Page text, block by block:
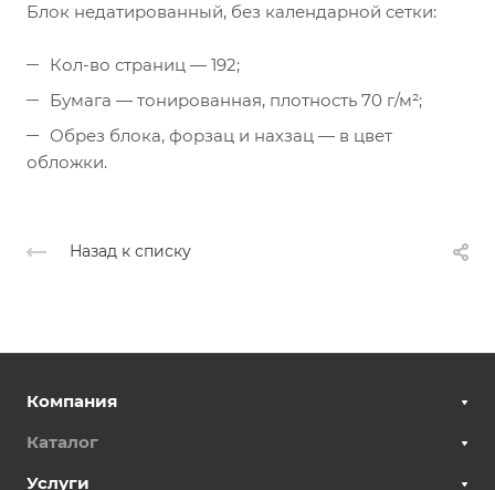
Блок недатированный, без календарной сетки:
Кол-во страниц — 192;
Бумага — тонированная, плотность 70 г/м²;
Обрез блока, форзац и нахзац — в цвет
обложки.
Назад к списку
Компания
Каталог
Услуги